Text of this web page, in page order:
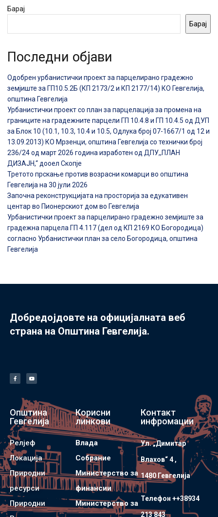
Барај
Барај
Последни објави
Одобрен урбанистички проект за парцелирано градежно
земјиште за ГП10.5.2Б (КП 2173/2 и КП 2177/14) КО Гевгелија,
општина Гевгелија
Урбанистички проект со план за парцелација за промена на
границите на градежните парцели ГП 10.4.8 и ГП 10.4.5 од ДУП
за Блок 10 (10.1, 10.3, 10.4 и 10.5, Одлука број 07-1667/1 од 12 и
13.09.2013) КО Мрзенци, општина Гевгелија со технички број
236/24 од март 2026 година изработен од ДПУ,,ПЛАН
ДИЗАЈН,“ дооел Скопје
Третото прскање против возрасни комарци во општина
Гевгелија на 30 јули 2026
Започна реконструкцијата на просторија за едукативен
центар во Пионерскиот дом во Гевгелија
Урбанистички проект за парцелирано градежно земјиште за
градежна парцела ГП 4.117 (дел од КП 2169 КО Богородица)
согласно Урбанистички план за село Богородица, општина
Гевгелија
Добредојдовте на официјалната веб
страна на Општина Гевгелија.
Општина
Гевгелија
Релјеф
Локација
Природни
ресурси
Природни
Корисни
линкови
Влада
Собрание
Министерство за
финансии
Министерство за
Контакт
инфромации
Ул. „Димитар
Влахов“ 4 ,
1480 Гевгелијa
Телефон ++38934
213 843